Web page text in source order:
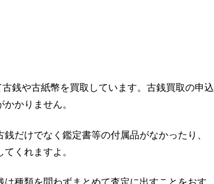
銭や古紙幣を買取しています。古銭買取の申込
かりません。
だけでなく鑑定書等の付属品がなかったり、
くれますよ。